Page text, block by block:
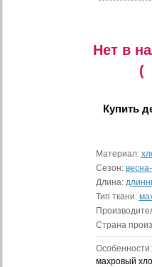
Нет в
(
Купить
Материал:
Сезон:
Длина:
Тип ткани:
Страна
Особенности:
махровый